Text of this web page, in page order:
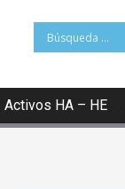
Activos HA – HE